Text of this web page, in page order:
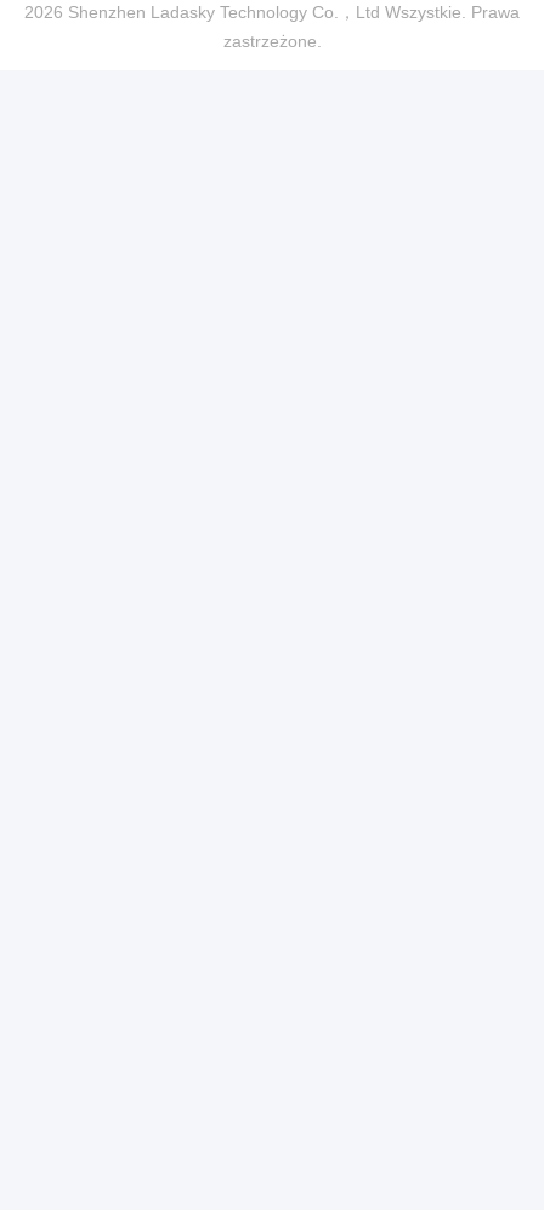
2026 Shenzhen Ladasky Technology Co.，Ltd Wszystkie. Prawa
zastrzeżone.